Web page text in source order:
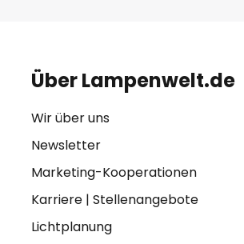
Über Lampenwelt.de
Wir über uns
Newsletter
Marketing-Kooperationen
Karriere| Stellenangebote
Lichtplanung